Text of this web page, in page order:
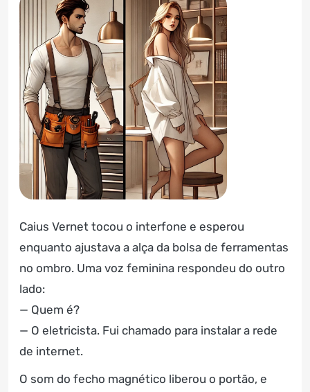
Caius Vernet tocou o interfone e esperou
enquanto ajustava a alça da bolsa de ferramentas
no ombro. Uma voz feminina respondeu do outro
lado:
— Quem é?
— O eletricista. Fui chamado para instalar a rede
de internet.
O som do fecho magnético liberou o portão, e